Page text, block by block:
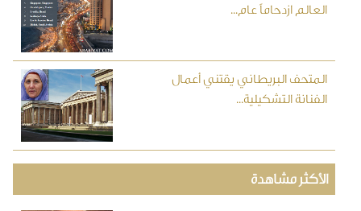
العالم ازدحاماً عام...
المتحف البريطاني يقتني أعمال
الفنانة التشكيلية...
الأكثر مشاهدة